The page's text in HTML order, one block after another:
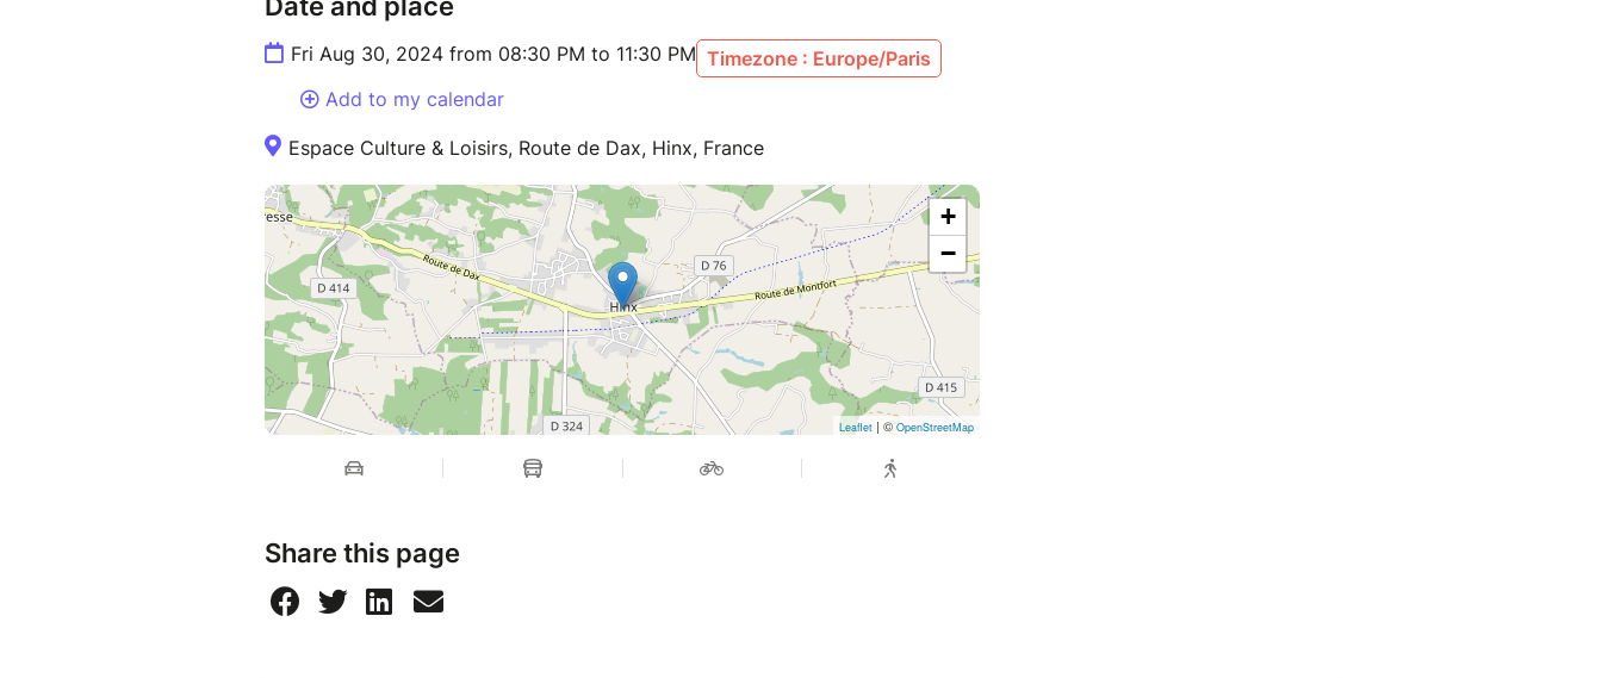
Date and place
Fri Aug 30, 2024 from 08:30 PM to 11:30 PM Timezone : Europe/Paris
Add to my calendar
Espace Culture & Loisirs, Route de Dax, Hinx, France
+
−
Leaflet | © OpenStreetMap
Share this page